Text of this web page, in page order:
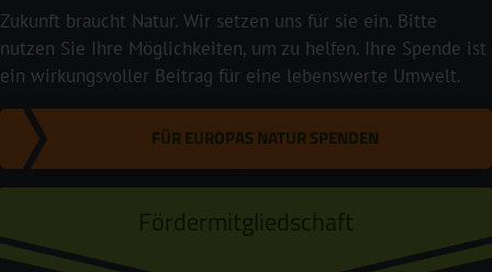
Zukunft braucht Natur. Wir setzen uns für sie ein. Bitte
nutzen Sie Ihre Möglichkeiten, um zu helfen. Ihre Spende ist
ein wirkungsvoller Beitrag für eine lebenswerte Umwelt.
FÜR EUROPAS NATUR SPENDEN
Fördermitgliedschaft